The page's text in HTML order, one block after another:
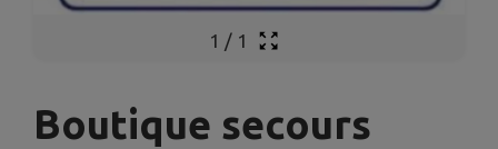
1 / 1
Boutique secours